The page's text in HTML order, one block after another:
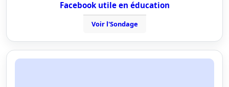
Facebook utile en éducation
Voir l'Sondage